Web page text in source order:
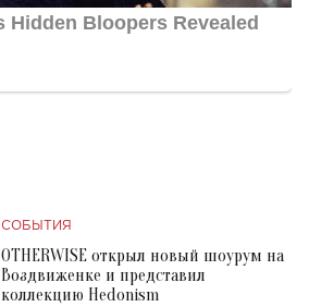
СОБЫТИЯ
OTHERWISE открыл новый шоурум на
Воздвиженке и представил
коллекцию Hedonism